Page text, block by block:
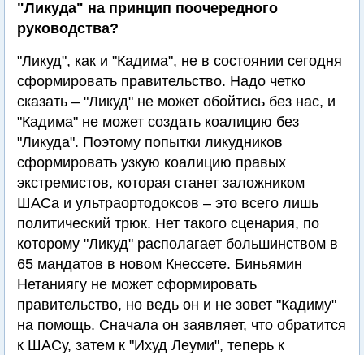
"Ликуда" на принцип поочередного
руководства?
"Ликуд", как и "Кадима", не в состоянии сегодня
сформировать правительство. Надо четко
сказать – "Ликуд" не может обойтись без нас, и
"Кадима" не может создать коалицию без
"Ликуда". Поэтому попытки ликудников
сформировать узкую коалицию правых
экстремистов, которая станет заложником
ШАСа и ультраортодоксов – это всего лишь
политический трюк. Нет такого сценария, по
которому "Ликуд" располагает большинством в
65 мандатов в новом Кнессете. Биньямин
Нетаниягу не может сформировать
правительство, но ведь он и не зовет "Кадиму"
на помощь. Сначала он заявляет, что обратится
к ШАСу, затем к "Ихуд Леуми", теперь к